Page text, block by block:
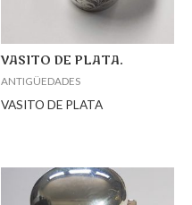
VASITO DE PLATA.
ANTIGÜEDADES
VASITO DE PLATA